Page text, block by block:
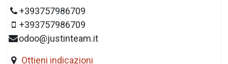
+393757986709
+393757986709
odoo@justinteam.it
Ottieni indicazioni